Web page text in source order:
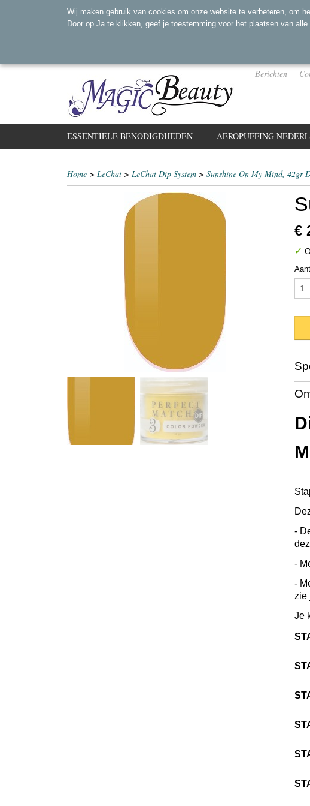
Berichten
ESSENTIELE BENODIGDHEDEN AEROPUFFING
Home > LeChat > LeChat Dip System > Sunshine On My Mind, 42gr
€
✓
-
-
-
zie
Je
Wij maken gebruik van cookies om onze website te verbeteren, om
Door op Ja te klikken, geef je toestemming voor het plaatsen van